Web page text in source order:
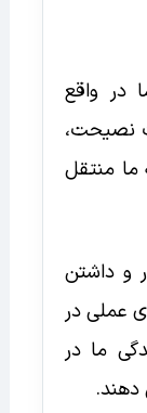
در واقع
نصیحت،
ما منتقل
و داشتن
عملی در
ما در